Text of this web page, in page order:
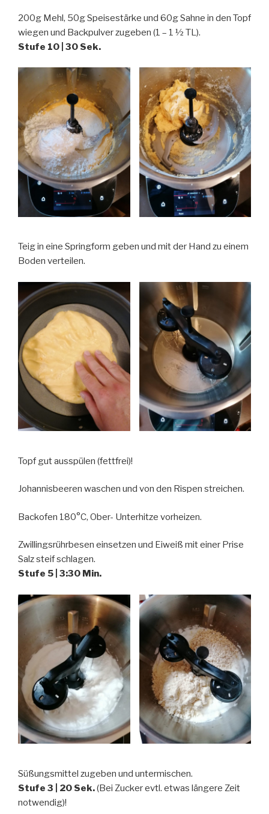
200g Mehl, 50g Speisestärke und 60g Sahne in den Topf
wiegen und Backpulver zugeben (1 – 1 ½ TL).
Stufe 10 | 30 Sek.
Teig in eine Springform geben und mit der Hand zu einem
Boden verteilen.
Topf gut ausspülen (fettfrei)!
Johannisbeeren waschen und von den Rispen streichen.
Backofen 180°C, Ober- Unterhitze vorheizen.
Zwillingsrührbesen einsetzen und Eiweiß mit einer Prise
Salz steif schlagen.
Stufe 5 | 3:30 Min.
Süßungsmittel zugeben und untermischen.
Stufe 3 | 20 Sek.(Bei Zucker evtl. etwas längere Zeit
notwendig)!